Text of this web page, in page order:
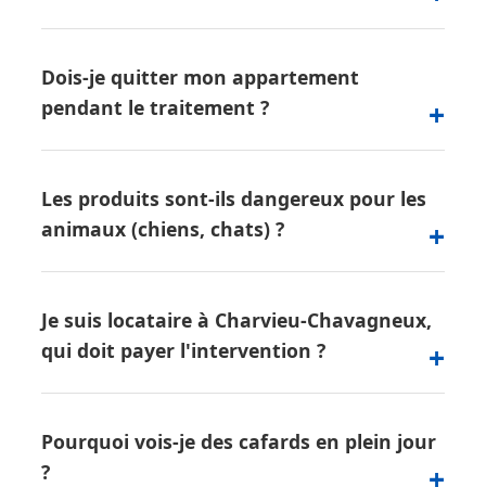
Dois-je quitter mon appartement
pendant le traitement ?
Les produits sont-ils dangereux pour les
animaux (chiens, chats) ?
Je suis locataire à Charvieu-Chavagneux,
qui doit payer l'intervention ?
Pourquoi vois-je des cafards en plein jour
?